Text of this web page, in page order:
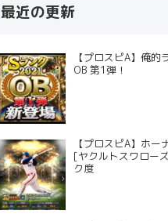
最近の更新
【プロスピA】俺的
OB 第1弾！
【プロスピA】ホー
[ヤクルトスワロー
ク度